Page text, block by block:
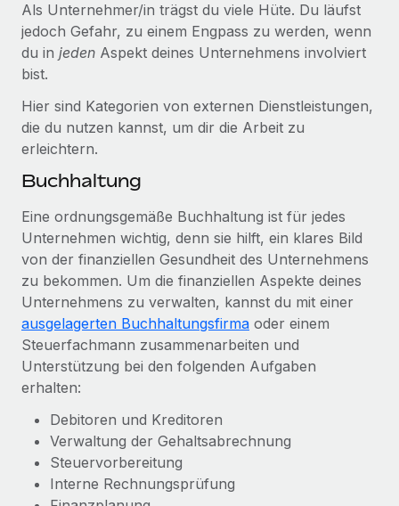
Wie Phiture 55 Mitarbeiter:innen in 19 Ländern
mit Remote verwaltet
Phiture ist der unumstrittene Marktführer im Bereich der
Wachstumsberatung für mobile Apps. Das...
Mehr erfahren
Als Unternehmer/in trägst du viele Hüte. Du läufst
jedoch Gefahr, zu einem Engpass zu werden, wenn
du in jeden Aspekt deines Unternehmens involviert
bist.
Hier sind Kategorien von externen Dienstleistungen,
die du nutzen kannst, um dir die Arbeit zu
erleichtern.
Buchhaltung
Eine ordnungsgemäße Buchhaltung ist für jedes
Unternehmen wichtig, denn sie hilft, ein klares Bild
von der finanziellen Gesundheit des Unternehmens
zu bekommen. Um die finanziellen Aspekte deines
Unternehmens zu verwalten, kannst du mit einer
ausgelagerten Buchhaltungsfirma oder einem
Steuerfachmann zusammenarbeiten und
Unterstützung bei den folgenden Aufgaben
erhalten:
Debitoren und Kreditoren
Verwaltung der Gehaltsabrechnung
Steuervorbereitung
Interne Rechnungsprüfung